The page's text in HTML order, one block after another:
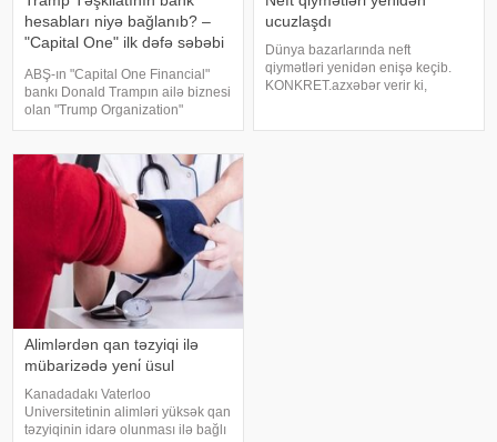
hesabları niyə bağlanıb? –
"Capital One" ilk dəfə səbəbi
ABŞ-ın "Capital One Financial"
bankı Donald Trampın ailə biznesi
olan "Trump Organization"
tərəfindən qaldırılan iddiaya
hesablarının siyasi səbəblərlə
deyil, çirkli pulları
ucuzlaşdı
Dünya bazarlarında neft
qiymətləri yenidən enişə keçib.
KONKRET.azxəbər verir ki,
Alimlərdən qan təzyiqi ilə
mübarizədə yeni̇ üsul
Kanadadakı Vaterloo
Universitetinin alimləri yüksək qan
təzyiqinin idarə olunması ilə bağlı